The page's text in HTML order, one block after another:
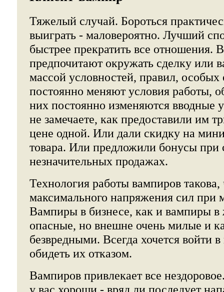
Тяжелый случай. Бороться
выиграть - маловероятно. Лучший
быстрее прекратить все отношения.
предпочитают окружать сделку или
массой условностей, правил,
постоянно меняют условия работы,
них постоянно изменяются вводные
не замечаете, как предоставили им
цене одной. Или дали скидку на
товара. Или предложили бонусы при
незначительных продажах.
Технология работы вампиров такова,
максимального напряжения сил при
Вампиры в бизнесе, как и вампиры в
опасные, но внешне очень милые и
безвредными. Всегда хочется войти
обидеть их отказом.
Вампиров привлекает все
у вас хороши - вряд ли последует